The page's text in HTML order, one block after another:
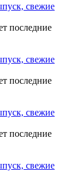
свежие
последние
свежие
последние
свежие
последние
свежие